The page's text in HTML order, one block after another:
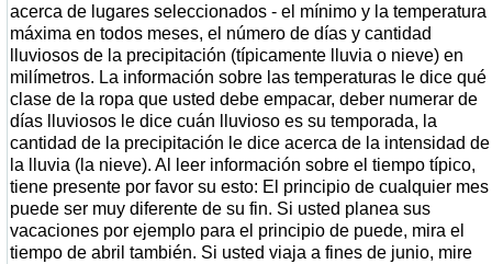
acerca de lugares seleccionados - el mínimo y la temperatura
máxima en todos meses, el número de días y cantidad
lluviosos de la precipitación (típicamente lluvia o nieve) en
milímetros. La información sobre las temperaturas le dice qué
clase de la ropa que usted debe empacar, deber numerar de
días lluviosos le dice cuán lluvioso es su temporada, la
cantidad de la precipitación le dice acerca de la intensidad de
la lluvia (la nieve). Al leer información sobre el tiempo típico,
tiene presente por favor su esto: El principio de cualquier mes
puede ser muy diferente de su fin. Si usted planea sus
vacaciones por ejemplo para el principio de puede, mira el
tiempo de abril también. Si usted viaja a fines de junio, mire